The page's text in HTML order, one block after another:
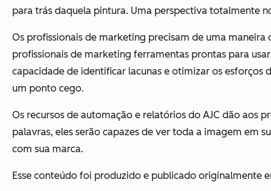
para trás daquela pintura. Uma perspectiva totalmente
Os profissionais de marketing precisam de uma maneira
profissionais de marketing ferramentas prontas para
capacidade de identificar lacunas e otimizar os esforços
um ponto cego.
Os recursos de automação e relatórios do AJC dão aos
palavras, eles serão capazes de ver toda a imagem em
com sua marca.
Esse conteúdo foi produzido e publicado originalmente